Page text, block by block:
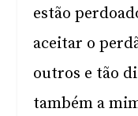
estão
aceitar o
outros e tão
também a